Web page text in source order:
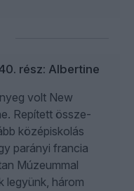
rész: Albertine
volt New
Repített össze-
középiskolás
parányi francia
Múzeummal
legyünk, három